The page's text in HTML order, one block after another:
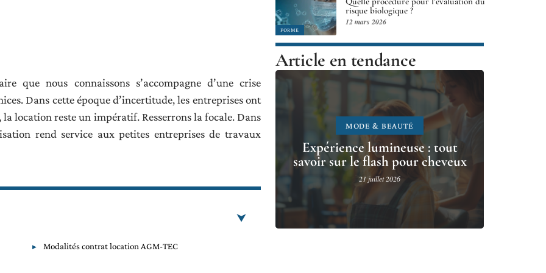
que nous connaissons s’accompagne d’une crise
Dans cette époque d’incertitude, les entreprises ont
location reste un impératif. Resserrons la focale. Dans
rend service aux petites entreprises de travaux
Modalités contrat location AGM-TEC
FORME
risque biologique ?
12 mars 2026
Article en tendance
MODE & BEAUTÉ
Expérience lumineuse : tout
savoir sur le flash pour cheveux
21 juillet 2026